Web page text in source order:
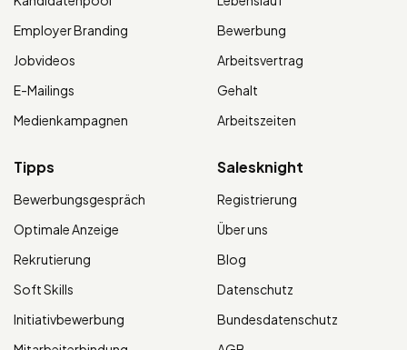
Employer Branding
Jobvideos
E-Mailings
Medienkampagnen
Bewerbung
Arbeitsvertrag
Gehalt
Arbeitszeiten
Tipps
Bewerbungsgespräch
Optimale Anzeige
Rekrutierung
Soft Skills
Initiativbewerbung
Salesknight
Registrierung
Über uns
Blog
Datenschutz
Bundesdatenschutz